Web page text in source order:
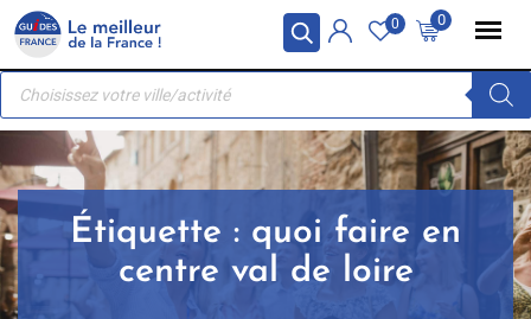
Panneau de gestion des cookies
Skip
content
0
0
Recherche
produits
Étiquette : quoi faire en
centre val de loire